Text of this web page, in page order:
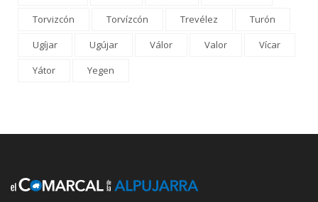
Torvizcón
Torvízcón Trevélez
Turón
Ugíjar
Ugújar Válor Valor
Vícar
Yátor
Yegen